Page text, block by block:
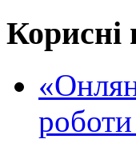
Корисні
роботи